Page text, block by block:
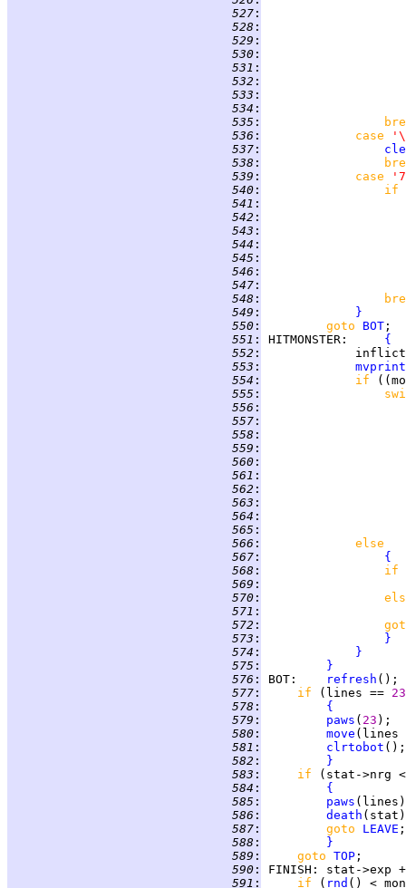
527 :
528 :
529 :
530 :
531 :
532 :
533 :
534 :
535 :
536 : case
537 :
538 :
539 : case
540 :
if
541 :
542 :
543 :
544 :
545 :
546 :
547 :
548 :
549 :
}
550 : goto BOT
551 : HITMONSTER : {
552 :
553 :
554 : if
555 :
556 :
557 :
558 :
559 :
560 :
561 :
562 :
563 :
564 :
565 :
566 :
else
567 :
{
568 :
if
569 :
570 :
571 :
572 :
573 :
}
574 :
}
575 :
}
576 : BOT : refresh
577 : if (lines == 23
578 :
{
579 : paws ( 23
580 : move (lines
581 :
clrtobot
582 :
}
583 : if
(stat->nrg
584 :
{
585 :
paws
586 :
death
587 : goto LEAVE
588 :
}
589 : goto TOP
590 :
FINISH
591 : if ( rnd () <